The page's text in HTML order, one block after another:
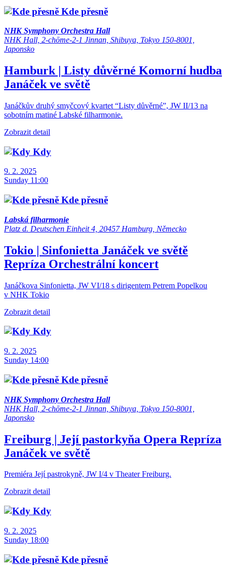
Kde přesně
NHK Symphony Orchestra Hall
NHK Hall, 2-chōme-2-1 Jinnan, Shibuya, Tokyo 150-8001,
Japonsko
Hamburk | Listy důvěrné Komorní hudba
Janáček ve světě
Janáčkův druhý smyčcový kvartet “Listy důvěrné”, JW II/13 na
sobotním matiné Labské filharmonie.
Zobrazit detail
Kdy
9. 2. 2025
Sunday 11:00
Kde přesně
Labská filharmonie
Platz d. Deutschen Einheit 4, 20457 Hamburg, Německo
Tokio | Sinfonietta Janáček ve světě
Repríza Orchestrální koncert
Janáčkova Sinfonietta, JW VI/18 s dirigentem Petrem Popelkou
v NHK Tokio
Zobrazit detail
Kdy
9. 2. 2025
Sunday 14:00
Kde přesně
NHK Symphony Orchestra Hall
NHK Hall, 2-chōme-2-1 Jinnan, Shibuya, Tokyo 150-8001,
Japonsko
Freiburg | Její pastorkyňa Opera Repríza
Janáček ve světě
Premiéra Její pastrokyně, JW I/4 v Theater Freiburg.
Zobrazit detail
Kdy
9. 2. 2025
Sunday 18:00
Kde přesně